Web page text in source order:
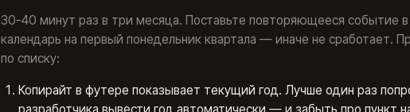
30-40 минут раз в три месяца. Поставьте повторяющееся событие в
календарь на первый понедельник квартала — иначе не сработает.
по списку:
Копирайт в футере показывает текущий год. Лучше один раз